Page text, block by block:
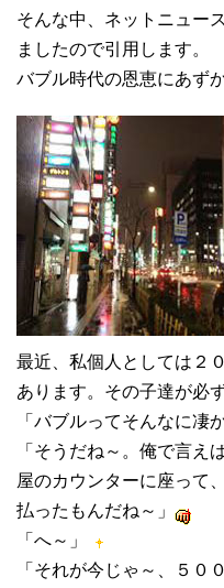
そんな中、ネットニュー
ましたので引用します。
バブル時代の恩恵にあず
最近、私個人としては２
あります。その子達が必
「バブルってそんなに凄
「そうだね～。俺で言え
屋のカウンターに座って
払ったもんだね～」
「へ～」
「それが今じゃ～、５０